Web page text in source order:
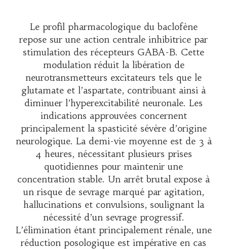
Le profil pharmacologique du baclofène
repose sur une action centrale inhibitrice par
stimulation des récepteurs GABA-B. Cette
modulation réduit la libération de
neurotransmetteurs excitateurs tels que le
glutamate et l’aspartate, contribuant ainsi à
diminuer l’hyperexcitabilité neuronale. Les
indications approuvées concernent
principalement la spasticité sévère d’origine
neurologique. La demi-vie moyenne est de 3 à
4 heures, nécessitant plusieurs prises
quotidiennes pour maintenir une
concentration stable. Un arrêt brutal expose à
un risque de sevrage marqué par agitation,
hallucinations et convulsions, soulignant la
nécessité d’un sevrage progressif.
L’élimination étant principalement rénale, une
réduction posologique est impérative en cas